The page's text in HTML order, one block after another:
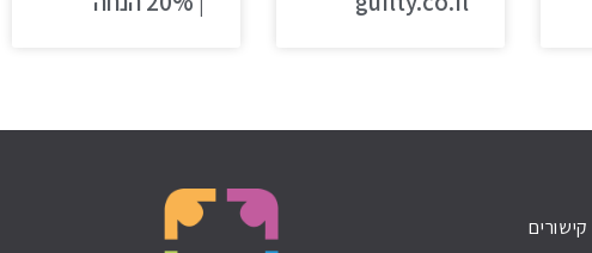
קישורים